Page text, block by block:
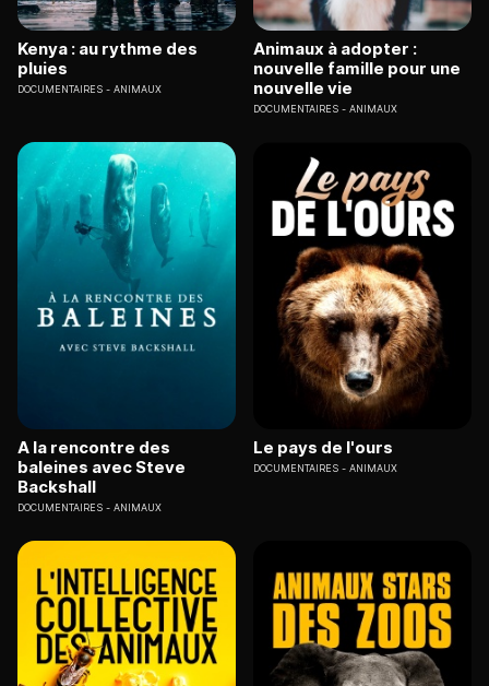
Kenya : au rythme des
pluies
DOCUMENTAIRES ANIMAUX
Animaux à adopter :
nouvelle famille pour une
nouvelle vie
DOCUMENTAIRES ANIMAUX
A la rencontre des
baleines avec Steve
Backshall
DOCUMENTAIRES ANIMAUX
Le pays de l'ours
DOCUMENTAIRES ANIMAUX